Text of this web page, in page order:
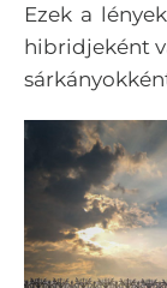
Ezek a
hibridjeként